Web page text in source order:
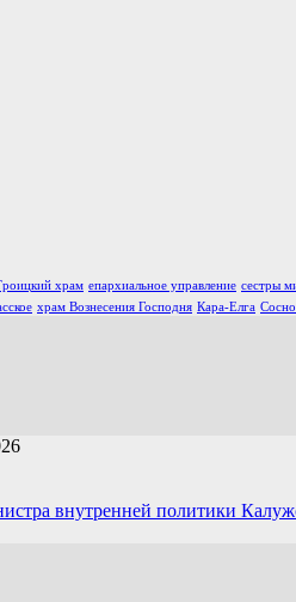
храм епархиальное управление сестры
храм Вознесения Господня Кара-Елга
внутренней политики